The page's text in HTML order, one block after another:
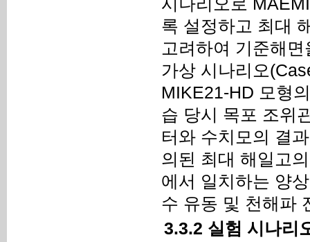
록 설정하고 최대
고려하여 기준해
가상 시나리오
MIKE21-HD 모형
습 당시 목포 조위
터와 수치모의 결
의된 최대 해일고
에서 일치하는 양
수 유동 및 천해파
3.3.2 실험 시나리